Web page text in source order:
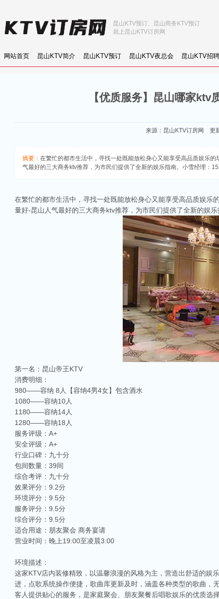
网站首页 昆山KTV简介 昆山KTV预订 昆山KTV夜总会 昆山KTV招聘
昆山KTV预订、昆山商务KTV预订
就上昆山KTV订房网
【优质服务】昆山哪家
来源： 昆山KTV订房网 更
摘要： 在繁忙的都市生活中，寻找一处既能放松身心又能享受高品质娱乐
气最好的三大商务ktv推荐，为市民们提供了全新的娱乐指南。小雪经理：
在繁忙的都市生活中，寻找一处既能放松身心又能享受高品质娱
量好-昆山人气最好的三大商务ktv推荐，为市民们提供了全新的娱
第一名：昆山帝王KTV
消费明细：
980——容纳 8人【容纳4男4女】包含酒水
1080——容纳10人
1180——容纳14人
1280——容纳18人
服务评级：A+
安全评级：A+
行业口碑：九十分
包间数量：39间
综合考评：九十分
效果评分：9.2分
环境评分：9.5分
服务评分：9.5分
综合评分：9.5分
适合用途：朋友聚会 商务宴请
营业时间：晚上19:00至凌晨3:00
环境描述：
这家KTV店内装修精致，以温馨浪漫的风格为主，营造出舒适的娱
进，点歌系统操作便捷，歌曲库更新及时，涵盖各种类型的歌曲
客人提供贴心的服务，是家庭聚会、朋友聚餐后唱歌娱乐的优质选